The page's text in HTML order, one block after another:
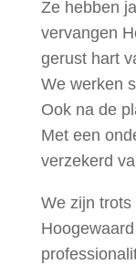
Ze hebben
vervangen
gerust hart
We werken
Ook na de
Met een
verzekerd
We zijn